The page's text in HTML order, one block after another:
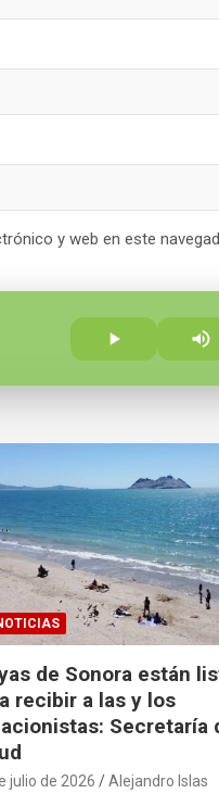
y web en este
de Sonora están
recibir a las y los
Secretaría
julio de 2026 Alejandro Islas